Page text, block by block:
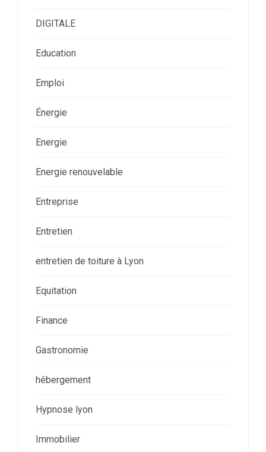
DIGITALE
Education
Emploi
Énergie
Energie
Energie renouvelable
Entreprise
Entretien
entretien de toiture à Lyon
Equitation
Finance
Gastronomie
hébergement
Hypnose lyon
Immobilier